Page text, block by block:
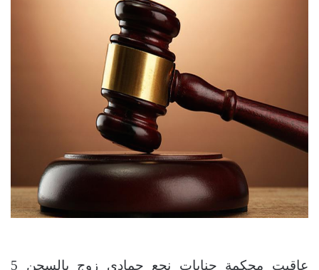
عاقبت محكمة جنايات نجع حمادى زوج بالسجن 5